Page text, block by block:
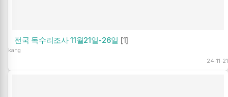
전국 독수리조사 11월21일-26일 [1]
kang
24-11-21